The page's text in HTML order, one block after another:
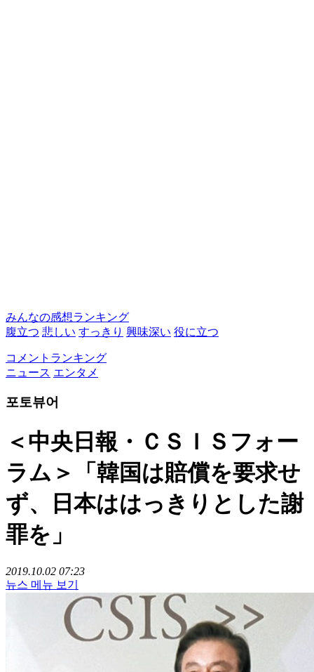
みんなの感想ランキング
腹立つ 悲しい すっきり 興味深い 役に立つ
コメントランキング
ニュース エンタメ
포토뷰어
＜中央日報・ＣＳＩＳフォー
ラム＞「韓国は賠償を要求せ
ず、日本ははっきりとした謝
罪を」
2019.10.02 07:23
뉴스 메뉴 보기